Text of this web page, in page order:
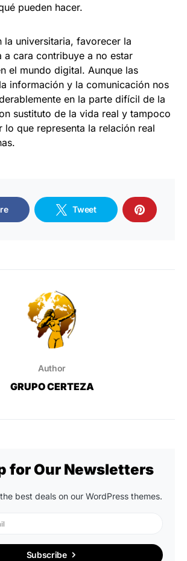
pueden hacer.
la universitaria, favorecer la
a cara contribuye a no estar
el mundo digital. Aunque las
información y la comunicación nos
en la parte difícil de la
sustituto de la vida real y tampoco
lo que representa la relación real
Tweet
Author
GRUPO CERTEZA
for Our Newsletters
best deals on our WordPress themes.
Subscribe